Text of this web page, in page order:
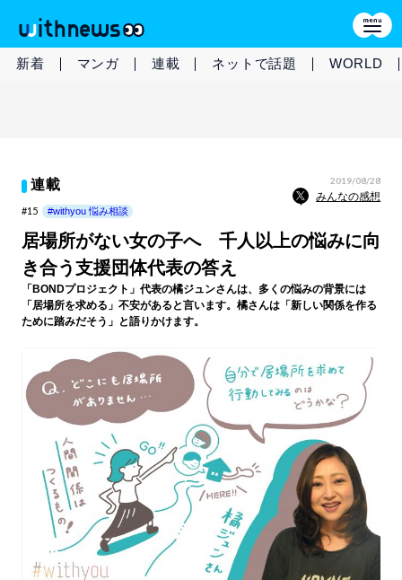
新着 マンガ 連載 ネットで話題 WORLD
連載 2019/08/28
みんなの感想
#15 #withyou 悩み相談
居場所がない女の子へ 千人以上の悩みに向
き合う支援団体代表の答え
「BONDプロジェクト」代表の橘ジュンさんは、多くの悩みの背景には
「居場所を求める」不安があると言います。橘さんは「新しい関係を作る
ために踏みだそう」と語りかけます。